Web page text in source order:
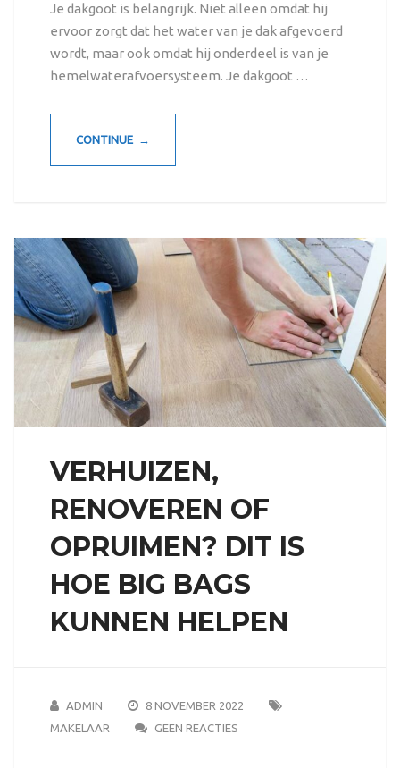
Je dakgoot is belangrijk. Niet alleen omdat hij
ervoor zorgt dat het water van je dak afgevoerd
wordt, maar ook omdat hij onderdeel is van je
hemelwaterafvoersysteem. Je dakgoot …
CONTINUE →
VERHUIZEN,
RENOVEREN OF
OPRUIMEN? DIT IS
HOE BIG BAGS
KUNNEN HELPEN
ADMIN
8 NOVEMBER 2022
MAKELAAR
GEEN REACTIES